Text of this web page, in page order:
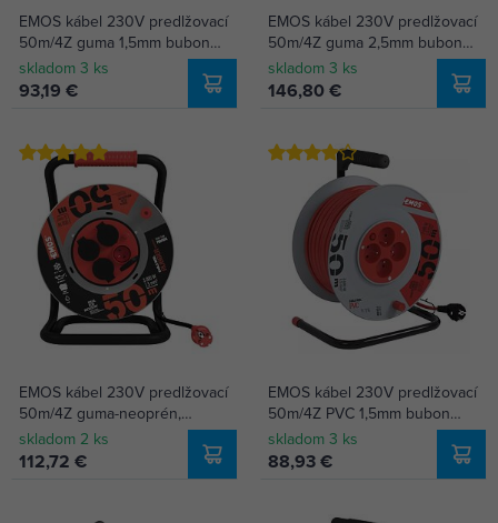
EMOS kábel 230V predlžovací
50m/4Z guma 1,5mm bubon
P084501
skladom 3 ks
93,19 €
EMOS kábel 230V predlžovací
50m/4Z guma 2,5mm bubon
P084503
skladom 3 ks
146,80 €
EMOS kábel 230V predlžovací
50m/4Z guma-neoprén,
1,5mm, kovový bubon
P084504
skladom 2 ks
112,72 €
EMOS kábel 230V predlžovací
50m/4Z PVC 1,5mm bubon
P19450
skladom 3 ks
88,93 €